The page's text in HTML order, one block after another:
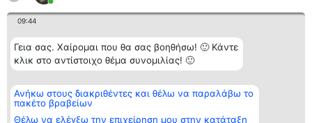
09:44
Γεια σας. Χαίρομαι που θα σας βοηθήσω! 🙂 Κάντε
κλικ στο αντίστοιχο θέμα συνομιλίας! 🙂
Ανήκω στους διακριθέντες και θέλω να παραλάβω το
πακέτο βραβείων
Θέλω να ελέγξω την επιχείρηση μου στην κατάταξη
Διοργανωτής της
κατάταξης
BEAUTIFUL COMPANY
Κατάταξη
Διακριθέντες
των
Επικοινωνία
Επικοινωνία